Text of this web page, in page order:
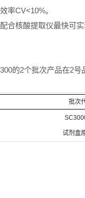
率CV<10%。
合核酸提取仪最快可实
的2个批次产品在2
批次
试剂盒